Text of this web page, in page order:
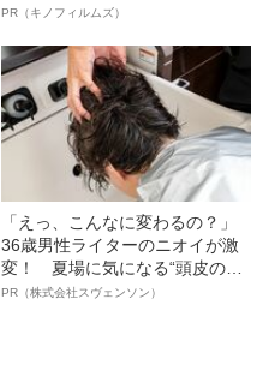
ルインタビュー“観客を魅了した
語る”《日本興収70億円突破》
PR（キノフィルムズ）
「えっ、こんなに変わるの？」
36歳男性ライターのニオイが激
変！ 夏場に気になる“頭皮のニ
オイ”や“ベタつき”を解消す
PR（株式会社スヴェンソン）